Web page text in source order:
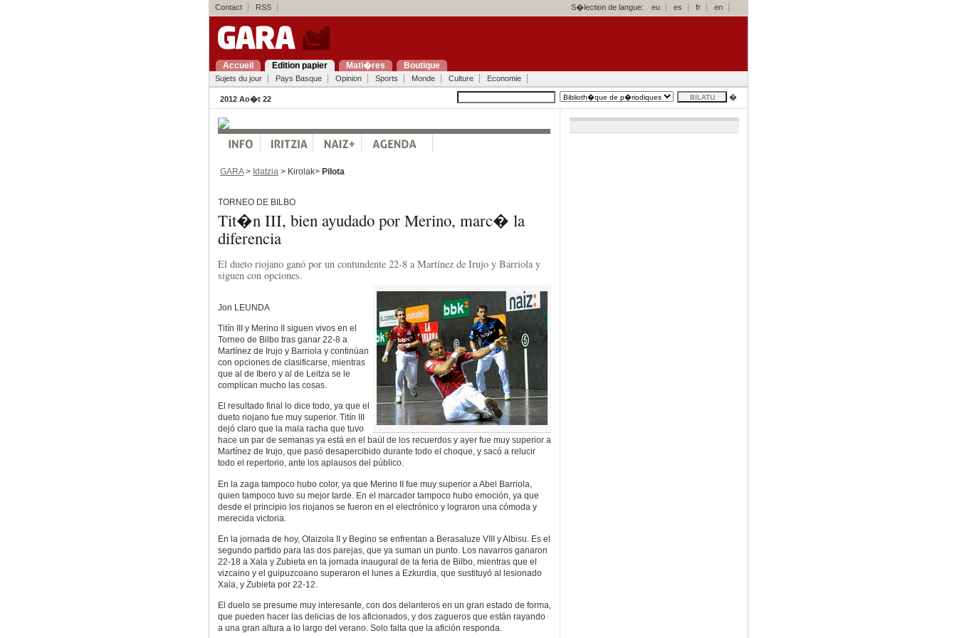
Contact RSS S�lection de langue: eu es fr en
Accueil Edition papier Mati�res Boutique
Sujets du jour Pays Basque Opinion Sports Monde Culture Economie
2012 Ao�t 22 �
GARA> Idatzia > Kirolak> Pilota
TORNEO DE BILBO
Tit�n III, bien ayudado por Merino, marc� la
diferencia
El dueto riojano ganó por un contundente 22-8 a Martínez de Irujo y Barriola y
siguen con opciones.
Jon LEUNDA
Titín III y Merino II siguen vivos en el
Torneo de Bilbo tras ganar 22-8 a
Martínez de Irujo y Barriola y continúan
con opciones de clasificarse, mientras
que al de Ibero y al de Leitza se le
complican mucho las cosas.
El resultado final lo dice todo, ya que el
dueto riojano fue muy superior. Titín III
dejó claro que la mala racha que tuvo
hace un par de semanas ya está en el baúl de los recuerdos y ayer fue muy superior a
Martínez de Irujo, que pasó desapercibido durante todo el choque, y sacó a relucir
todo el repertorio, ante los aplausos del público.
En la zaga tampoco hubo color, ya que Merino II fue muy superior a Abel Barriola,
quien tampoco tuvo su mejor tarde. En el marcador tampoco hubo emoción, ya que
desde el principio los riojanos se fueron en el electrónico y lograron una cómoda y
merecida victoria.
En la jornada de hoy, Olaizola II y Begino se enfrentan a Berasaluze VIII y Albisu. Es el
segundo partido para las dos parejas, que ya suman un punto. Los navarros ganaron
22-18 a Xala y Zubieta en la jornada inaugural de la feria de Bilbo, mientras que el
vizcaino y el guipuzcoano superaron el lunes a Ezkurdia, que sustituyó al lesionado
Xala, y Zubieta por 22-12.
El duelo se presume muy interesante, con dos delanteros en un gran estado de forma,
que pueden hacer las delicias de los aficionados, y dos zagueros que están rayando
a una gran altura a lo largo del verano. Solo falta que la afición responda.